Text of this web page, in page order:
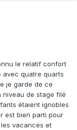
le relatif confort
avec quatre quarts
je garde de ce
niveau de stage filé
étaient ignobles
est bien parti pour
vacances et